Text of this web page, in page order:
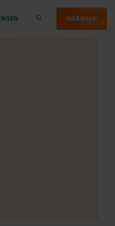
WEBSHOP